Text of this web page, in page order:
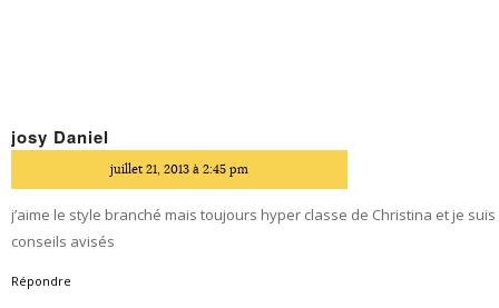
josy Daniel
juillet 21, 2013 à 2:45 pm
j’aime le style branché mais toujours hyper classe de Christina et je
conseils avisés
Répondre